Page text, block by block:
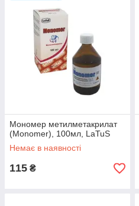
Мономер метилметакрилат
(Monomer), 100мл, LaTuS
Немає в наявності
115 ₴